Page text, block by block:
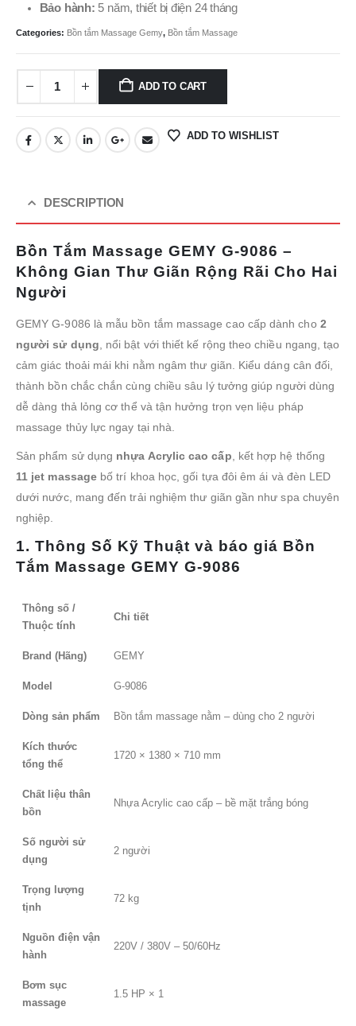
Bảo hành: 5 năm, thiết bị điện 24 tháng
Categories: Bồn tắm Massage Gemy, Bồn tắm Massage
ADD TO CART
ADD TO WISHLIST
DESCRIPTION
Bồn Tắm Massage GEMY G-9086 –
Không Gian Thư Giãn Rộng Rãi Cho Hai
Người
GEMY G-9086 là mẫu bồn tắm massage cao cấp dành cho 2
người sử dụng, nổi bật với thiết kế rộng theo chiều ngang, tạo
cảm giác thoải mái khi nằm ngâm thư giãn. Kiểu dáng cân đối,
thành bồn chắc chắn cùng chiều sâu lý tưởng giúp người dùng
dễ dàng thả lỏng cơ thể và tận hưởng trọn vẹn liệu pháp
massage thủy lực ngay tại nhà.
Sản phẩm sử dụng nhựa Acrylic cao cấp, kết hợp hệ thống
11 jet massagebố trí khoa học, gối tựa đôi êm ái và đèn LED
dưới nước, mang đến trải nghiệm thư giãn gần như spa chuyên
nghiệp.
1. Thông Số Kỹ Thuật và báo giá Bồn
Tắm Massage GEMY G-9086
Thông số /
Thuộc tính
Chi tiết
Brand (Hãng) GEMY
Model G-9086
Dòng sản phẩm Bồn tắm massage nằm – dùng cho 2 người
Kích thước
tổng thể
1720 × 1380 × 710 mm
Chất liệu thân
bồn
Nhựa Acrylic cao cấp – bề mặt trắng bóng
Số người sử
dụng
2 người
Trọng lượng
tịnh
72 kg
Nguồn điện vận
hành
220V / 380V – 50/60Hz
Bơm sục
massage
1.5 HP × 1